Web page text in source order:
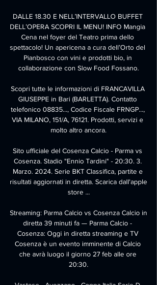
DALLE 18.30 E NELL’INTERVALLO BUFFET
DELL’OPERA SCOPRI IL MENU! INFO Mangia
Cena nel foyer del Teatro prima dello
spettacolo! Un apericena a cura dell’Orto del
Pianbosco con vini e prodotti bio, in
collaborazione con Slow Food Fossano.
Scopri tutte le informazioni di FRANCAVILLA
GIUSEPPE in Bari (BARLETTA). Contatto
telefonico 08835..., Codice Fiscale FRNGP...,
VIA MILANO, 151/A, 76121. Prodotti, servizi e
molto altro ancora.
Sito ufficiale del Cosenza Calcio - Parma vs
Cosenza. Stadio "Ennio Tardini" - 20:30. 3.
Marzo. 2024. Serie BKT Classifica, partite e
risultati aggiornati in diretta. Scarica dall'apple
store ...
Streaming: Parma Calcio vs Cosenza Calcio in
diretta 39 minuti fa — Parma Calcio -
Cosenza: Oggi in diretta streaming e TV
Cosenza è un evento imminente di Calcio
che avrà luogo il giorno 27 feb alle ore
20:30.